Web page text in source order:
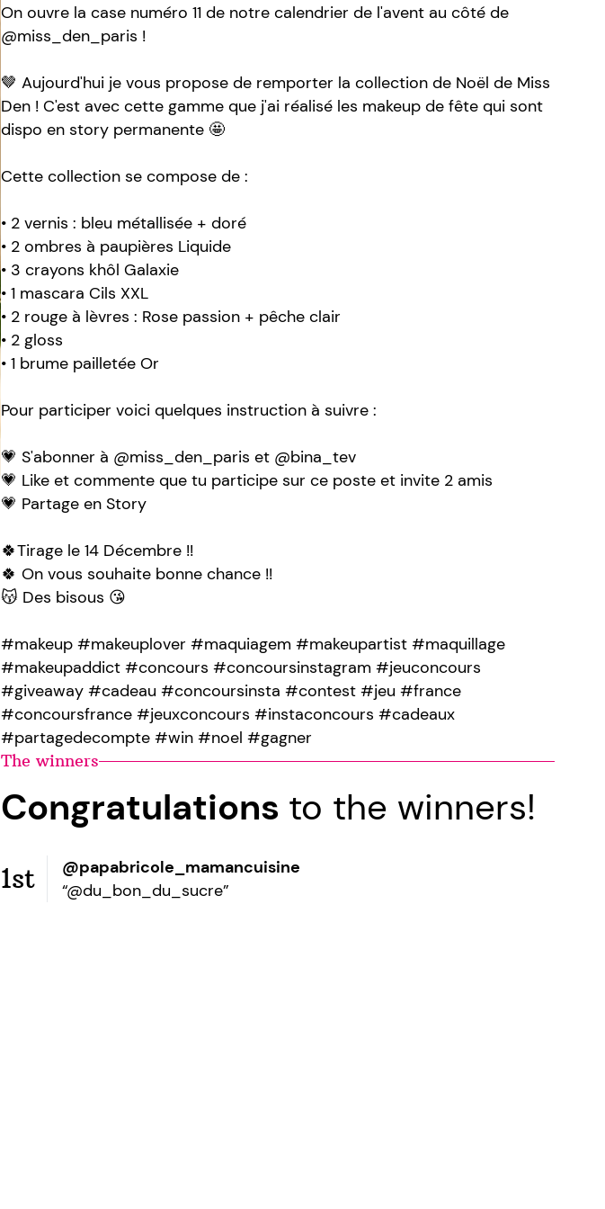
On ouvre la case numéro 11 de notre calendrier de l'avent au côté de
@miss_den_paris !
🤎 Aujourd'hui je vous propose de remporter la collection de Noël de Miss
Den ! C'est avec cette gamme que j'ai réalisé les makeup de fête qui sont
dispo en story permanente 🤩
Cette collection se compose de :
• 2 vernis : bleu métallisée + doré
• 2 ombres à paupières Liquide
• 3 crayons khôl Galaxie
• 1 mascara Cils XXL
• 2 rouge à lèvres : Rose passion + pêche clair
• 2 gloss
• 1 brume pailletée Or
Pour participer voici quelques instruction à suivre :
💗 S'abonner à @miss_den_paris et @bina_tev
💗 Like et commente que tu participe sur ce poste et invite 2 amis
💗 Partage en Story
🍀Tirage le 14 Décembre !!
🍀 On vous souhaite bonne chance !!
😽 Des bisous 😘
#makeup #makeuplover #maquiagem #makeupartist #maquillage
#makeupaddict #concours #concoursinstagram #jeuconcours
#giveaway #cadeau #concoursinsta #contest #jeu #france
#concoursfrance #jeuxconcours #instaconcours #cadeaux
#partagedecompte #win #noel #gagner
The winners
Congratulations to the winners!
1st
@papabricole_mamancuisine
“@du_bon_du_sucre”